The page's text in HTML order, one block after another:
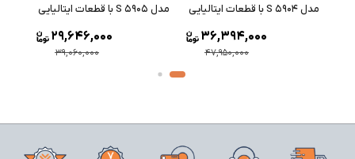
مدل S 5904 با قطعات ایتالیایی
47,950,000
36,394,000
مدل S 5905 با قطعات ایتالیایی
39,060,000
29,646,000